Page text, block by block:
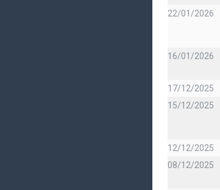
22/01/2026
16/01/2026
17/12/2025
15/12/2025
12/12/2025
08/12/2025